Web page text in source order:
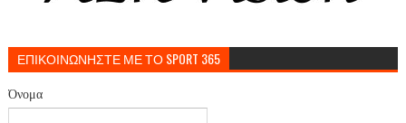
ΕΠΙΚΟΙΝΩΝΗΣΤΕ ΜΕ ΤΟ SPORT 365
Όνομα